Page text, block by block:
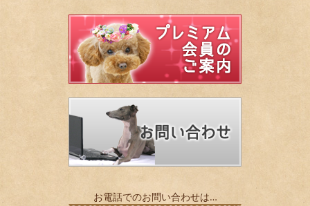
お電話でのお問い合わせは…